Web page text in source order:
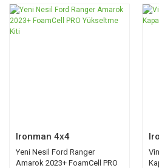
Ironman 4x4
Yeni Nesil Ford Ranger
Amarok 2023+ FoamCell PRO